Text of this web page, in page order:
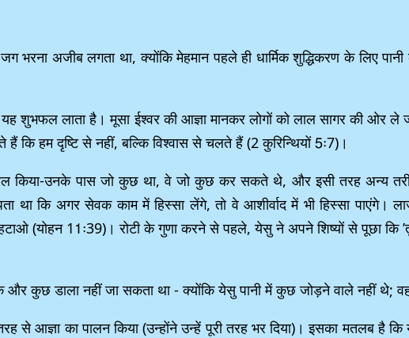
भरना अजीब लगता था, क्योंकि मेहमान पहले ही धार्मिक शुद्धिकरण के लिए
लाता है। मूसा ईश्वर की आज्ञा मानकर लोगों को लाल सागर की ओर ले
कि हम दृष्टि से नहीं, बल्कि विश्वास से चलते हैं (2 कुरिन्थियों 5ः7)।
किया-उनके पास जो कुछ था, वे जो कुछ कर सकते थे, और इसी तरह अन्य
था कि अगर सेवक काम में हिस्सा लेंगे, तो वे आशीर्वाद में भी हिस्सा पाएंगे।
(योहन 11ः39)। रोटी के गुणा करने से पहले, येसु ने अपने शिष्यों से पूछा कि
और कुछ डाला नहीं जा सकता था - क्योंकि येसु पानी में कुछ जोड़ने वाले नहीं थे;
से आज्ञा का पालन किया (उन्होंने उन्हें पूरी तरह भर दिया)। इसका मतलब है कि